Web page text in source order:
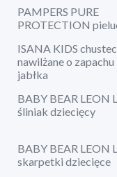
PAMPERS PURE
PROTECTION
ISANA KIDS
nawilżane o zapachu
jabłka
BABY BEAR LEON
śliniak dziecięcy
BABY BEAR LEON
skarpetki dziecięce